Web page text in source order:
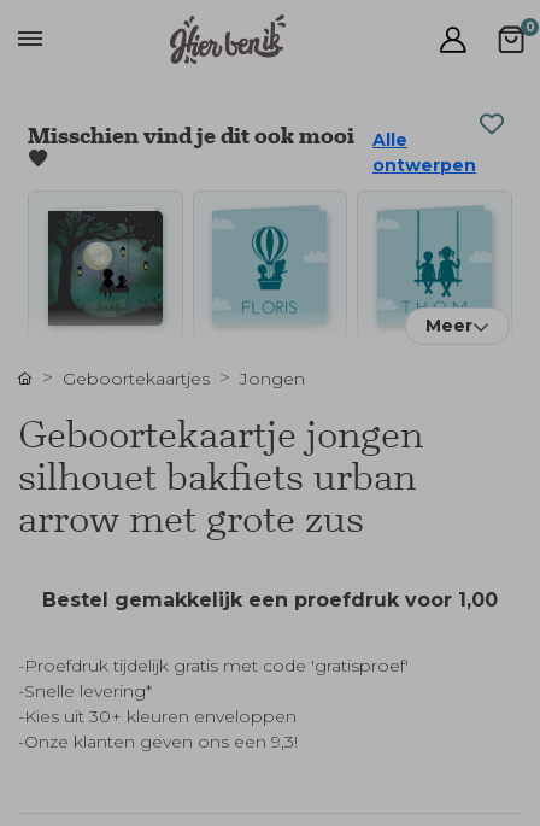
0
Misschien vind je dit ook mooi
🧡
Alle
ontwerpen
Meer
Geboortekaartjes Jongen
Geboortekaartje jongen
silhouet bakfiets urban
arrow met grote zus
Bestel gemakkelijk een proefdruk voor 1,00
-Proefdruk tijdelijk gratis met code 'gratisproef'
-Snelle levering*
-Kies uit 30+ kleuren enveloppen
-Onze klanten geven ons een 9,3!